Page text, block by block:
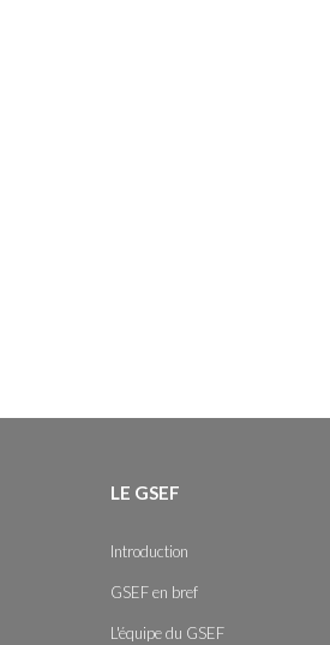
LE GSEF
Introduction
GSEF en bref
L'équipe du GSEF